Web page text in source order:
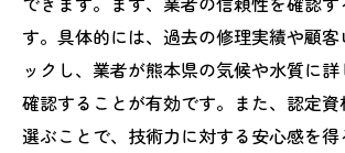
す。具体的には、過去の修理実績や顧客
ックし、業者が熊本県の気候や水質に
確認することが有効です。また、認定
選ぶことで、技術力に対する安心感を得